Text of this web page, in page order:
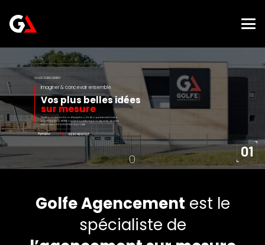
GOLFE AGENCEMENT
Imaginer & concevoir ensemble
Vos plus belles idées
sur mesure
Dédié aux réalisations d’exception, Golfe agencement met à
profit l'expertise de nos collaborateurs pour donner vie avec
élégance à vos plus beaux projets.
A propos 02 97 42 67 68
Golfe Agencement est le
spécialiste de